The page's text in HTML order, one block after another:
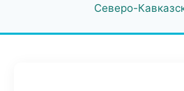
Северо-